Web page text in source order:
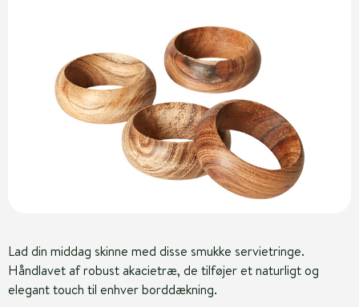
Lad din middag skinne med disse smukke servietringe.
Håndlavet af robust akacietræ, de tilføjer et naturligt og
elegant touch til enhver borddækning.